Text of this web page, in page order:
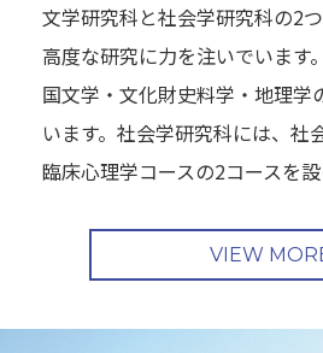
文学研究科と社会学研究科の2
高度な研究に力を注いでいます
国文学・文化財史料学・地理学
います。社会学研究科には、社
臨床心理学コースの2コースを設
VIEW